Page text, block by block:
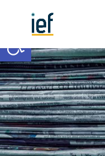
Ouvrir la barre d’outils